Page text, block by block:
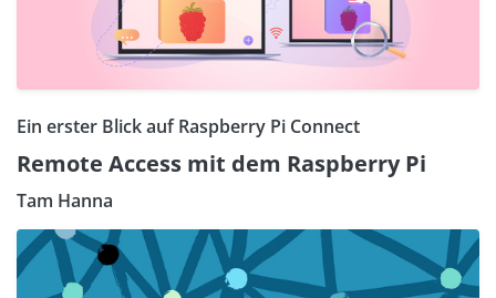
Ein erster Blick auf Raspberry Pi Connect
Remote Access mit dem Raspberry Pi
Tam Hanna